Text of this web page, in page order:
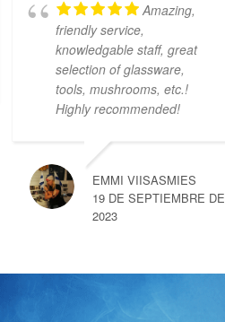
Amazing,
friendly service,
knowledgable staff, great
selection of glassware,
tools, mushrooms, etc.!
Highly recommended!
EMMI VIISASMIES
19 DE SEPTIEMBRE DE
2023